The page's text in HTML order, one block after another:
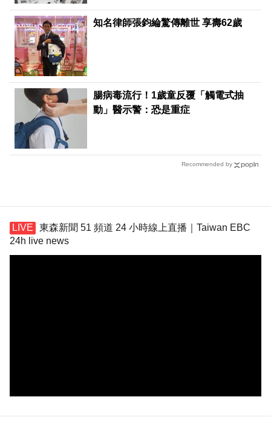
知名律師張鈞綸驚傳離世 享壽62歲
腸病毒流行！1歲童反覆「觸電式抽
動」醫示警：恐是重症
Recommended by
東森新聞 51 頻道 24 小時線上直播｜Taiwan EBC
24h live news